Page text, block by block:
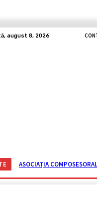
august 8, 2026
ASOCIAȚIA